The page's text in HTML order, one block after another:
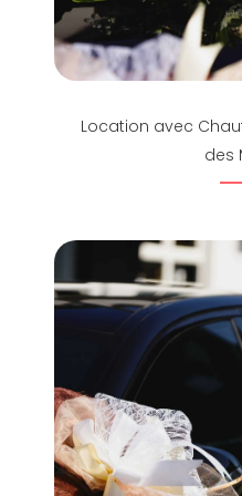
Location avec
des